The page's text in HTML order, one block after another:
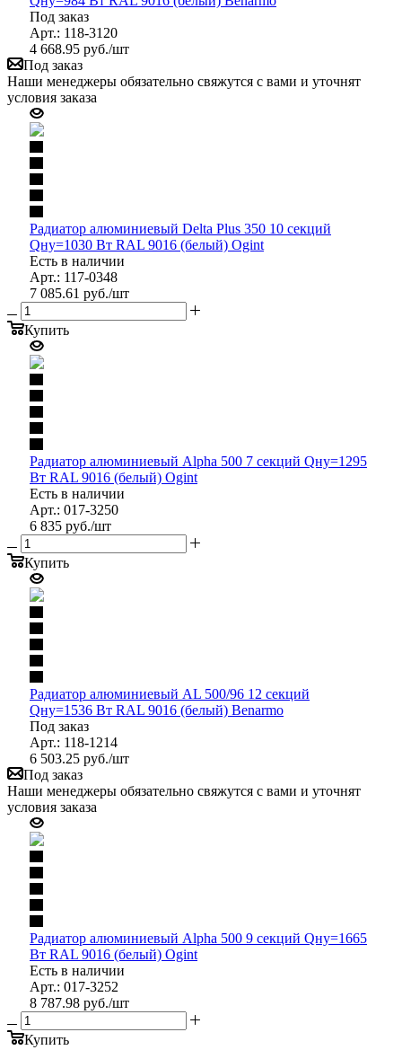
Под заказ
Арт.: 118-3120
4 668.95 руб./шт
Под заказ
Наши менеджеры обязательно свяжутся с вами и уточнят
условия заказа
Радиатор алюминиевый Delta Plus 350 10 секций
Qну=1030 Вт RAL 9016 (белый) Ogint
Есть в наличии
Арт.: 117-0348
7 085.61 руб./шт
Купить
Радиатор алюминиевый Alpha 500 7 секций Qну=1295
Вт RAL 9016 (белый) Ogint
Есть в наличии
Арт.: 017-3250
6 835 руб./шт
Купить
Радиатор алюминиевый AL 500/96 12 секций
Qну=1536 Вт RAL 9016 (белый) Benarmo
Под заказ
Арт.: 118-1214
6 503.25 руб./шт
Под заказ
Наши менеджеры обязательно свяжутся с вами и уточнят
условия заказа
Радиатор алюминиевый Alpha 500 9 секций Qну=1665
Вт RAL 9016 (белый) Ogint
Есть в наличии
Арт.: 017-3252
8 787.98 руб./шт
Купить